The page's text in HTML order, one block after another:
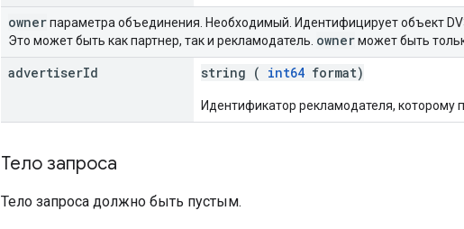
ownerпараметра объединения. Необходимый. Идентифицирует объект
Это может быть как партнер, так и рекламодатель. ownerможет быть
advertiserId string ( int64 format)
Идентификатор рекламодателя, которому
Тело запроса
Тело запроса должно быть пустым.